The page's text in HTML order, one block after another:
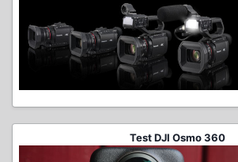
Test DJI Osmo 360